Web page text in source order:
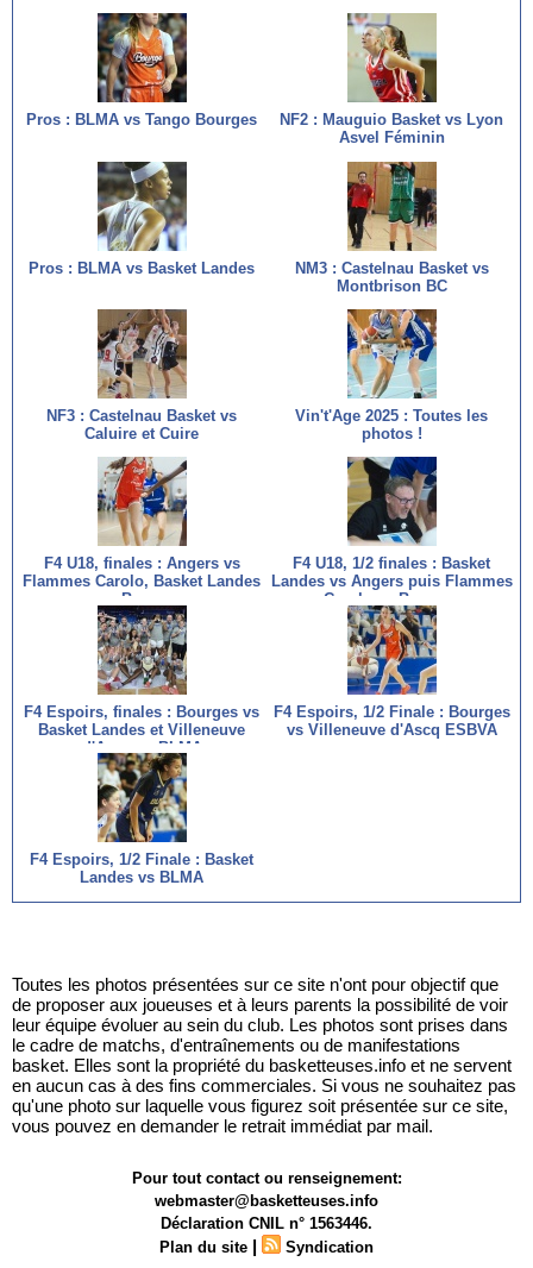
Pros : BLMA vs Tango Bourges
NF2 : Mauguio Basket vs Lyon
Asvel Féminin
Pros : BLMA vs Basket Landes
NM3 : Castelnau Basket vs
Montbrison BC
NF3 : Castelnau Basket vs
Caluire et Cuire
Vin't'Age 2025 : Toutes les
photos !
F4 U18, finales : Angers vs
Flammes Carolo, Basket Landes
vs Bourges
F4 U18, 1/2 finales : Basket
Landes vs Angers puis Flammes
Carolo vs Bourges
F4 Espoirs, finales : Bourges vs
Basket Landes et Villeneuve
d'Ascq vs BLMA
F4 Espoirs, 1/2 Finale : Bourges
vs Villeneuve d'Ascq ESBVA
F4 Espoirs, 1/2 Finale : Basket
Landes vs BLMA
Toutes les photos présentées sur ce site n'ont pour objectif que
de proposer aux joueuses et à leurs parents la possibilité de voir
leur équipe évoluer au sein du club. Les photos sont prises dans
le cadre de matchs, d'entraînements ou de manifestations
basket. Elles sont la propriété du basketteuses.info et ne servent
en aucun cas à des fins commerciales. Si vous ne souhaitez pas
qu'une photo sur laquelle vous figurez soit présentée sur ce site,
vous pouvez en demander le retrait immédiat par mail.
Pour tout contact ou renseignement:
webmaster@basketteuses.info
Déclaration CNIL n° 1563446.
Plan du site | Syndication